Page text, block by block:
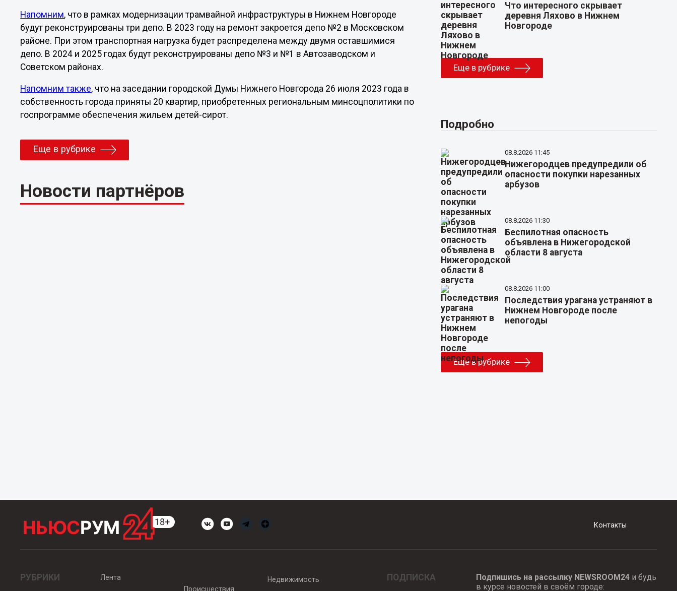
Напомним, что в рамках модернизации трамвайной инфраструктуры в Нижнем Новгороде
будут реконструированы три депо. В 2023 году на ремонт закроется депо №2 в Московском
районе. При этом транспортная нагрузка будет распределена между двумя оставшимися
депо. В 2024 и 2025 годах будут реконструированы депо №3 и №1 в Автозаводском и
Советском районах.
Напомним также, что на заседании городской Думы Нижнего Новгорода 26 июля 2023 года в
собственность города приняты 20 квартир, приобретенных региональным минсоцполитики по
госпрограмме обеспечения жильем детей-сирот.
Еще в рубрике
Новости партнёров
Что интересного скрывает
деревня Ляхово в Нижнем
Новгороде
Еще в рубрике
Подробно
08.8.2026 11:45
Нижегородцев предупредили об
опасности покупки нарезанных
арбузов
08.8.2026 11:30
Беспилотная опасность
объявлена в Нижегородской
области 8 августа
08.8.2026 11:00
Последствия урагана устраняют в
Нижнем Новгороде после
непогоды
Еще в рубрике
Контакты
РУБРИКИ
Лента
Происшествия
Недвижимость ПОДПИСКА Подпишись на рассылку NEWSROOM24и будь
в курсе новостей в своём городе: